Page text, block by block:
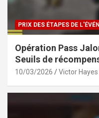
PRIX DES ÉTAPES DE
Opération Pass
Seuils de
10/03/2026 Victor Hayes